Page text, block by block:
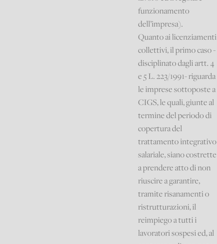
funzionamento
dell’impresa).
Quanto ai licenziamenti
collettivi, il primo caso -
disciplinato dagli artt. 4
e 5 L. 223/1991- riguarda
le imprese sottoposte a
CIGS, le quali, giunte al
termine del periodo di
copertura del
trattamento integrativo
salariale, siano costrette
a prendere atto di non
riuscire a garantire,
tramite risanamenti o
ristrutturazioni, il
reimpiego a tutti i
lavoratori sospesi ed, al